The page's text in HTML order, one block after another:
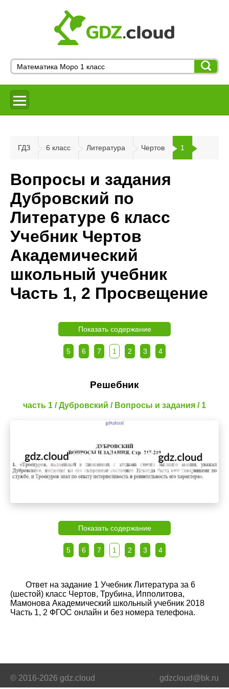
ГДЗ 6 класс Литература Чертов 1
Вопросы и задания
Дубровский по
Литературе 6 класс
Учебник Чертов
Академический
школьный учебник
Часть 1, 2 Просвещение
Показать содержание
5 6 7 1 2 3 4
Решебник
часть 1 / Дубровский / Вопросы и задания / 1
Показать содержание
5 6 7 1 2 3 4
Ответ на задание 1 Учебник Литература за 6
(шестой) класс Чертов, Трубина, Ипполитова,
Мамонова Академический школьный учебник 2018
Часть 1, 2 ФГОС онлайн и без номера телефона.
© 2016-2026 gdz.cloud gdzcloud@bk.ru